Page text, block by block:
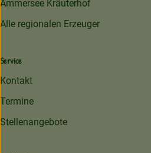
Ammersee Kräuterhof
Alle regionalen Erzeuger
Service
Kontakt
Termine
Stellenangebote